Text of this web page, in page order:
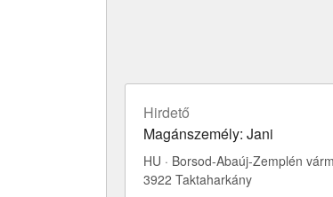
Hirdető
Magánszemély: Jani
HU · Borsod-Abaúj-Zemplén
3922 Taktaharkány